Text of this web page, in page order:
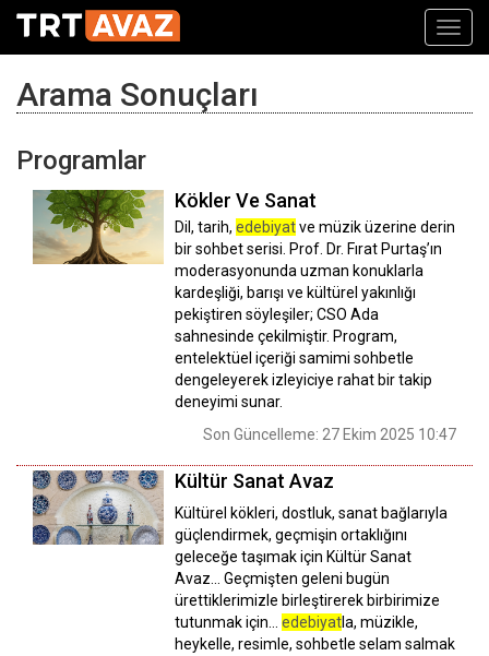
Arama Sonuçları
Programlar
Kökler Ve Sanat
Dil, tarih, edebiyatve müzik üzerine derin
bir sohbet serisi. Prof. Dr. Fırat Purtaş’ın
moderasyonunda uzman konuklarla
kardeşliği, barışı ve kültürel yakınlığı
pekiştiren söyleşiler; CSO Ada
sahnesinde çekilmiştir. Program,
entelektüel içeriği samimi sohbetle
dengeleyerek izleyiciye rahat bir takip
deneyimi sunar.
Son Güncelleme: 27 Ekim 2025 10:47
Kültür Sanat Avaz
Kültürel kökleri, dostluk, sanat bağlarıyla
güçlendirmek, geçmişin ortaklığını
geleceğe taşımak için Kültür Sanat
Avaz... Geçmişten geleni bugün
ürettiklerimizle birleştirerek birbirimize
tutunmak için… edebiyatla, müzikle,
heykelle, resimle, sohbetle selam salmak